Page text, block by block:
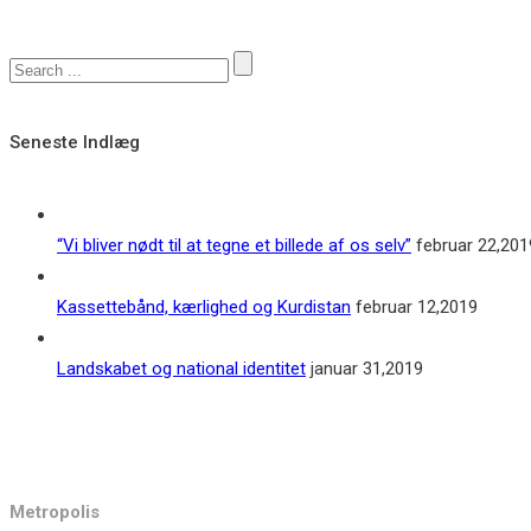
Seneste Indlæg
“Vi bliver nødt til at tegne et billede af os selv” februar
Kassettebånd, kærlighed og Kurdistan februar 12,2019
Landskabet og national identitet januar 31,2019
Metropolis